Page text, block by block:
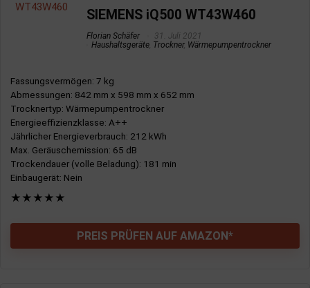
SIEMENS iQ500 WT43W460
Florian Schäfer
31. Juli 2021
Haushaltsgeräte Trockner, Wärmepumpentrockner
Fassungsvermögen: 7 kg
Abmessungen: 842 mm x 598 mm x 652 mm
Trocknertyp: Wärmepumpentrockner
Energieeffizienzklasse: A++
Jährlicher Energieverbrauch: 212 kWh
Max. Geräuschemission: 65 dB
Trockendauer (volle Beladung): 181 min
Einbaugerät: Nein
★ ★ ★ ★ ★
PREIS PRÜFEN AUF AMAZON*